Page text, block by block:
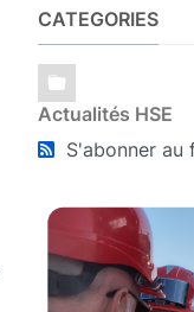
CATEGORIES
Actualités HSE
S'abonner au